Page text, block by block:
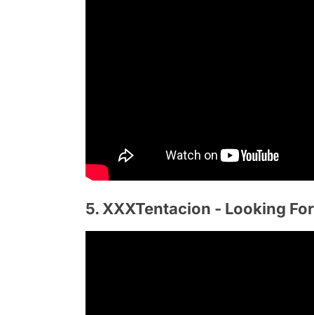
5. XXXTentacion - Looking